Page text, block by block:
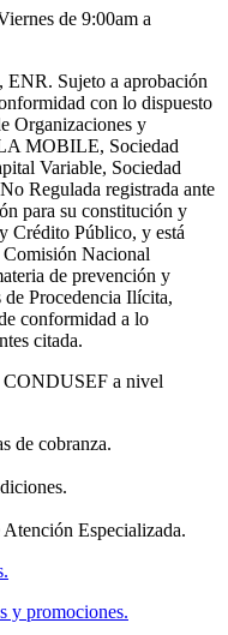
de 9:00am a
Sujeto a aprobación
con lo dispuesto
Organizaciones y
MOBILE, Sociedad
Variable, Sociedad
Regulada registrada ante
para su constitución y
Crédito Público, y está
Nacional
de prevención y
de Procedencia Ilícita,
conformidad a lo
citada.
CONDUSEF a nivel
de cobranza.
Especializada.
y promociones.